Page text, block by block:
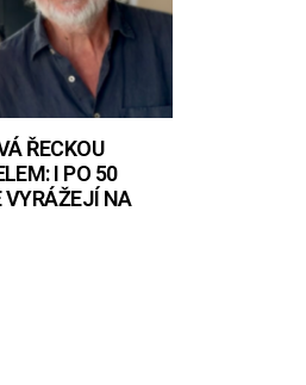
ŘECKOU
I PO 50
VYRÁŽEJÍ NA